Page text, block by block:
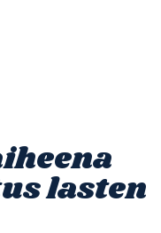
lasten